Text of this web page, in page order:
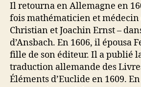
Il retourna en Allemagne en
fois mathématicien et médecin
Christian et Joachin Ernst –
d’Ansbach. En 1606, il épousa
fille de son éditeur. Il a publié
traduction allemande des
Éléments d’Euclide en 1609.